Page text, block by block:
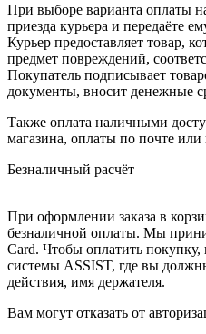
При выборе варианта оплаты
приезда курьера и передаёте
Курьер предоставляет товар,
предмет повреждений,
Покупатель подписывает
документы, вносит денежные
Также оплата наличными
магазина, оплаты по почте или
Безналичный расчёт
При оформлении заказа в
безналичной оплаты. Мы
Card. Чтобы оплатить покупку,
системы ASSIST, где вы
действия, имя держателя.
Вам могут отказать от